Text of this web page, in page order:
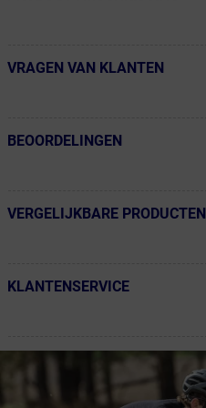
← Terug naar productnavigatie
VRAGEN VAN KLANTEN
← Terug naar productnavigatie
BEOORDELINGEN
← Terug naar productnavigatie
VERGELIJKBARE PRODUCTEN
← Terug naar productnavigatie
KLANTENSERVICE